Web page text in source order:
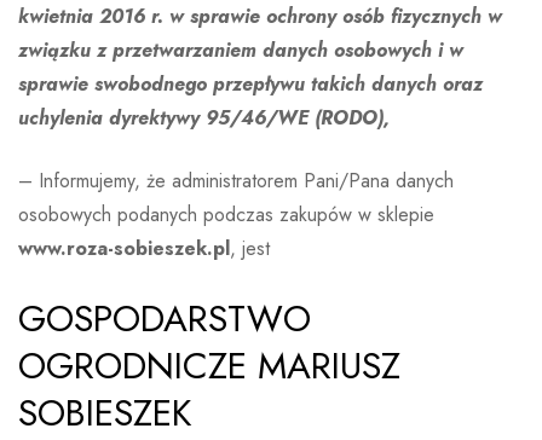
kwietnia 2016 r. w sprawie ochrony osób fizycznych w
związku z przetwarzaniem danych osobowych i w
sprawie swobodnego przepływu takich danych oraz
uchylenia dyrektywy 95/46/WE (RODO),
– Informujemy, że administratorem Pani/Pana danych
osobowych podanych podczas zakupów w sklepie
www.roza-sobieszek.pl, jest
GOSPODARSTWO
OGRODNICZE MARIUSZ
SOBIESZEK